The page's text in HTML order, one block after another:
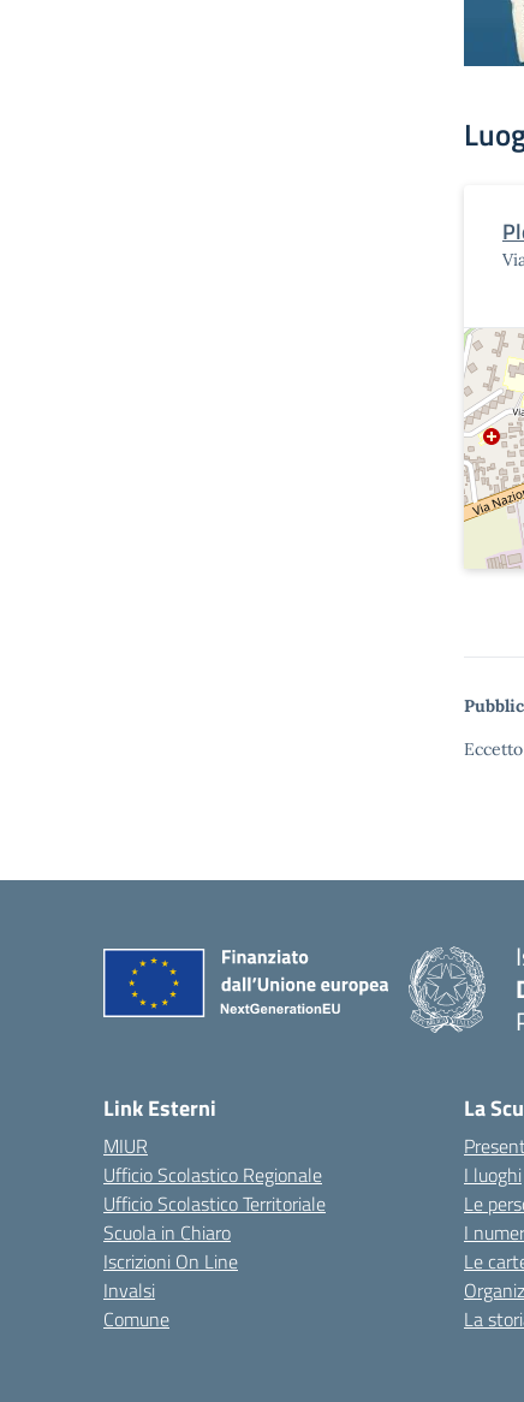
Link Esterni
MIUR
Ufficio Scolastico Regionale
Ufficio Scolastico Territoriale
Scuola in Chiaro
Iscrizioni On Line
Invalsi
Comune
La
I luoghi
Le
I
Le
La